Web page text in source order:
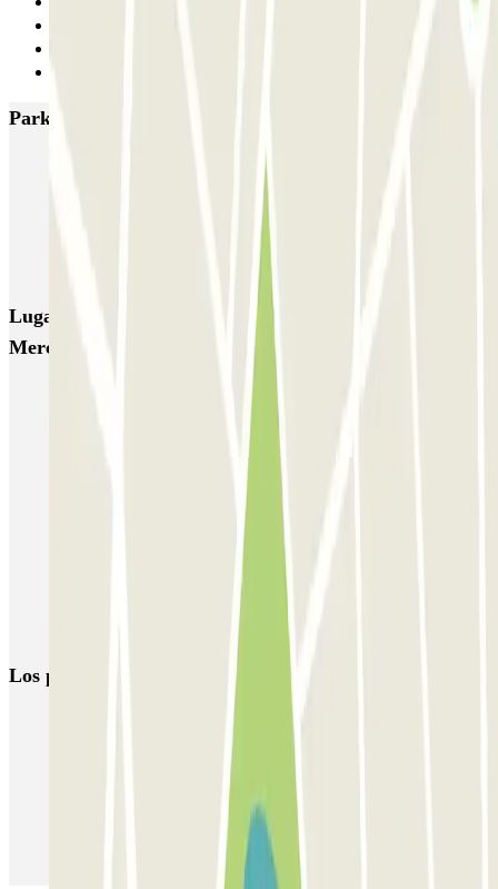
Parkings más valorados en Barcelona
NN Borrell
Torre Nuñez i Navarro
BSM Flos i Calcat
Lugares y eventos interesantes cerca de INDIGO
Mercat de la Mercè
Parking Nou Barris (Barcelona) | Parclick
Parking Horta Barcelona (barrio) | Parclick
Parking Hospital Sant Pau en Barcelona | Parclick
Reservas de parking en La Trinitat Nova
Parkings cerca de la sala Cinesa La Maquinista en Barcelona
Parkings cerca del Parque Güell
Los parkings más reservados
Parking en Barcelona
Parking en Aeropuerto Barcelona
Parking en Aeropuerto Madrid Barajas
Parking en Sants - Estación de Barcelona